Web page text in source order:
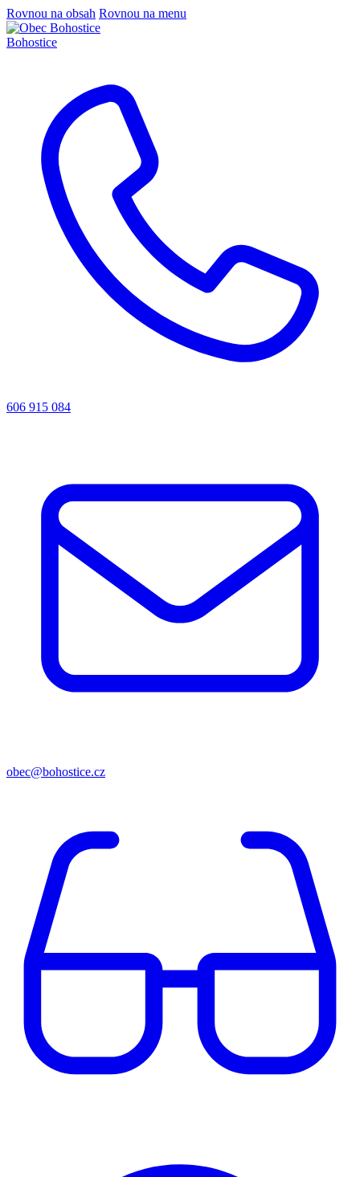
Rovnou na obsah Rovnou na menu
Bohostice
606 915 084
obec@bohostice.cz